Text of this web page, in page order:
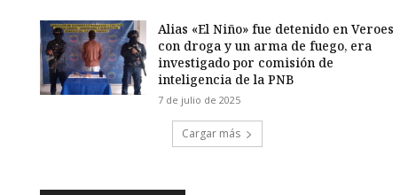
Alias «El Niño» fue detenido en Veroes
con droga y un arma de fuego, era
investigado por comisión de
inteligencia de la PNB
7 de julio de 2025
Cargar más